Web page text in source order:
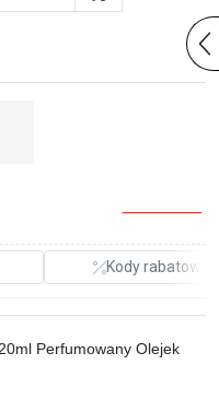
Kody rabatowe
Perfumowany Olejek